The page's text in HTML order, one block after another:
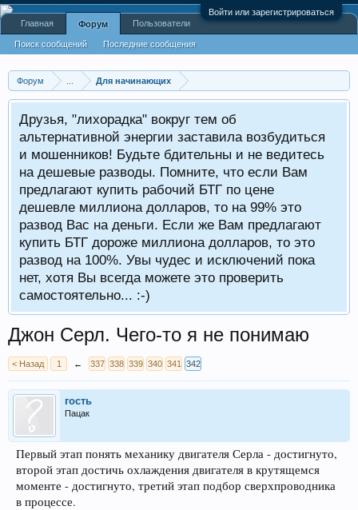
Войти или зарегистрироваться
Форум Для начинающих
Друзья, "лихорадка" вокруг тем об
альтернативной энергии заставила возбудиться
и мошенников! Будьте бдительны и не ведитесь
на дешевые разводы. Помните, что если Вам
предлагают купить рабочий БТГ по цене
дешевле миллиона долларов, то на 99% это
развод Вас на деньги. Если же Вам предлагают
купить БТГ дороже миллиона долларов, то это
развод на 100%. Увы чудес и исключений пока
нет, хотя Вы всегда можете это проверить
самостоятельно... :-)
Джон Серл. Чего-то я не понимаю
< Назад 1 ← 337 338 339 340 341 342
гость
Пацак
Первый этап понять механику двигателя Серла - достигнуто,
второй этап достичь охлаждения двигателя в крутящемся
моменте - достигнуто, третий этап подбор сверхпроводника
в процессе.
Главная Форум
Поиск сообщений Последние сообщения
Пользователи